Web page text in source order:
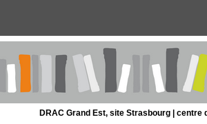
DRAC Grand Est, site Strasbourg | centre